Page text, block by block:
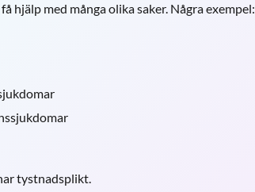
hjälp med många olika saker. Några exempel:
tystnadsplikt.